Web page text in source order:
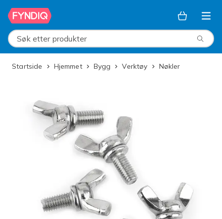
Hopp til hovedinnhold
Søk etter produkter
Startside Hjemmet Bygg Verktøy Nøkler